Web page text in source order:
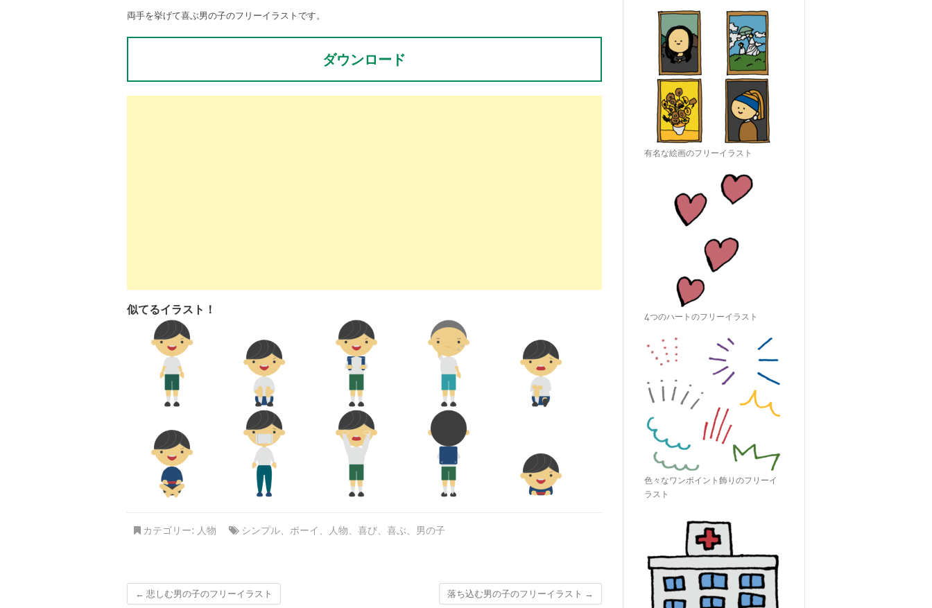
両手を挙げて喜ぶ男の子のフリーイラストです。
ダウンロード
似てるイラスト！
カテゴリー: 人物 シンプル、 ボーイ 、 人物、 喜び、 喜ぶ、 男の子
← 悲しむ男の子のフリーイラスト 落ち込む男の子のフリーイラスト →
有名な絵画のフリーイラスト
4つのハートのフリーイラスト
色々なワンポイント飾りのフリーイ
ラスト